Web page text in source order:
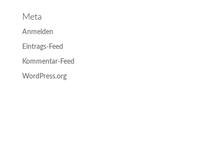
Meta
Anmelden
Eintrags-Feed
Kommentar-Feed
WordPress.org